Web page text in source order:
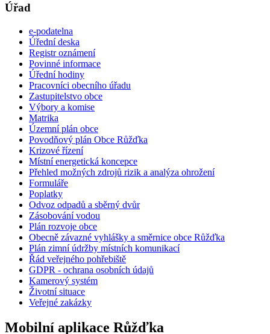
Úřad
e-podatelna
Úřední deska
Registr oznámení
Povinné informace
Úřední hodiny
Pracovníci obecního úřadu
Zastupitelstvo obce
Výbory a komise
Matrika
Územní plán obce
Povodňový plán Obce Růžďka
Krizové řízení
Místní energetická koncepce
Přehled možných zdrojů rizik a analýza ohrožení
Formuláře
Poplatky
Odvoz odpadů a sběrný dvůr
Zásobování vodou
Plán rozvoje obce
Obecně závazné vyhlášky a směrnice obce Růžďka
Plán zimní údržby místních komunikací
Řád veřejného pohřebiště
GDPR - ochrana osobních údajů
Kamerový systém
Životní situace
Veřejné zakázky
Mobilní aplikace Růžďka